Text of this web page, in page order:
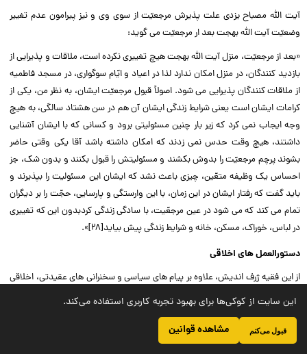
آیت الله مصباح یزدى علت پذیرش مرجعیّت از سوى وى و نیز پیرامون عدم تغییر
وضعیّت آیت الله بهجت بعد ار مرجعیّت مى گوید:‌‌
«بعد از مرجعیّت، منزل آیت الله بهجت هیچ تغییرى نکرده است، ملاقات و پذیرایى از
بازدید کنندگان، در منزل امکان ندارد لذا در اعیاد و ایّام سوگوارى، در مسجد فاطمیه
از ملاقات کنندگان پذیرایى مى شود. اصولاً قبول مرجعیّت ایشان، به نظر من، یکى از
کرامات ایشان است یعنى شرایط زندگى ایشان آن هم در سن هشتاد سالگى، به هیچ
وجه ایجاب نمى کرد که زیر بار چنین مسئولیتى برود و کسانى که با ایشان آشنایى
داشتند، هیچ وقت حدس نمى زدند که امکان داشته باشد آقا یکى وقتى حاضر
بشوند پرچم مرجعیّت را بدوش بکشند و مسئولیتش را قبول بکنند و بدون شک، جز
احساس یک وظیفه متعّین، چیزى باعث نشد که ایشان این مسئولیت را بپذیرند و
باید گفت که رفتار ایشان در این زمان، با این وارستگى و پارسایى، حجّت را بر دیگران
تمام مى کند که مى شود در عین مرجعّیت، با سادگى زندگى کردبدون این که تغییرى
در لباس، خوراک، مسکن، خانه و شرایط زندگى پیش بیاید[۲۸]».‌‌
دستورالعمل هاى اخلاقى
از این فقیه ژرف اندیش، علاوه بر پیام هاى سیاسى و سخنرانى هاى عقیدتى، اخلاقى
و سیاسى، در مجامع خاصى، دستورالعمل هاى اخلاقى فراوانى به یادگار مانده است.
و آن چه که در این پیام ها و سخنرانى ها و دستورالعمل ها، بیش از هر چیز به چشم
مى خورد، تأکید بر انجام واجبات، ترک محرمات و رفتار بر طبق موازین دینى و اسلامى
است.‌‌
این سایت از کوکی‌ها برای بهبود تجربه کاربری استفاده می‌کند.
قبول می‌کنم مشاهده قوانین